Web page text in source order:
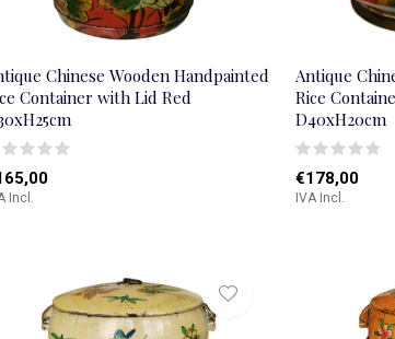
Chinese Wooden Handpainted
Container with Lid Red
Incl.
Antique
Rice
D40xH20cm
€178,00
IVA Incl.